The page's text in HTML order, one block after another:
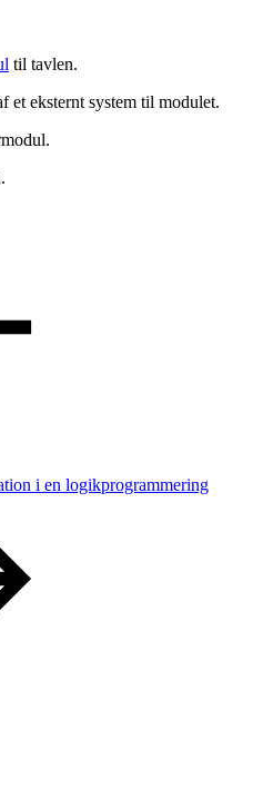
til tavlen.
et eksternt system til modulet.
i en logikprogrammering